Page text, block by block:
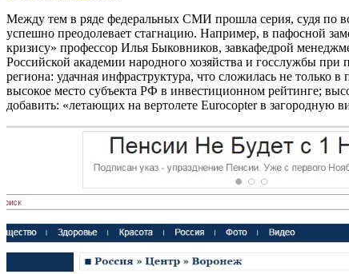
Между тем в ряде федеральных СМИ прошла серия, судя по
успешно преодолевает стагнацию. Например, в пафосной
кризису» профессор Илья Быковников, завкафедрой
Российской академии народного хозяйства и госслужбы
региона: удачная инфраструктура, что сложилась не только
высокое место субъекта РФ в инвестиционном рейтинге;
добавить: «летающих на вертолете Eurocopter в загородную